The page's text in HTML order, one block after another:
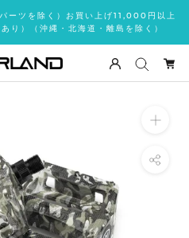
ーツを除く）お買い上げ11,000円以上
り）（沖縄・北海道・離島を除く）